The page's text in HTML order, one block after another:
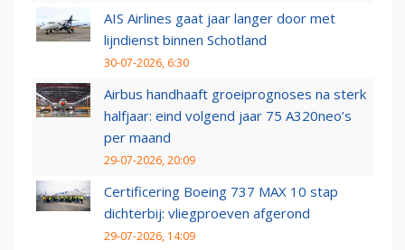
AIS Airlines gaat jaar langer door met
lijndienst binnen Schotland
30-07-2026, 6:30
Airbus handhaaft groeiprognoses na sterk
halfjaar: eind volgend jaar 75 A320neo’s
per maand
29-07-2026, 20:09
Certificering Boeing 737 MAX 10 stap
dichterbij: vliegproeven afgerond
29-07-2026, 14:09